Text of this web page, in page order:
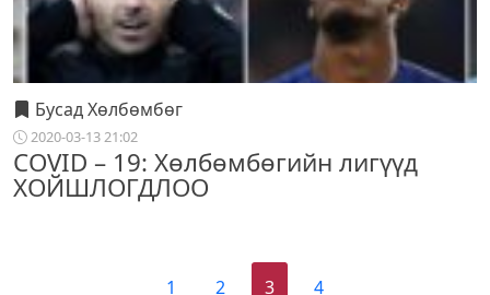
Бусад Хөлбөмбөг
2020-03-13 21:02
COVID – 19: Хөлбөмбөгийн лигүүд
ХОЙШЛОГДЛОО
1 2 3 4